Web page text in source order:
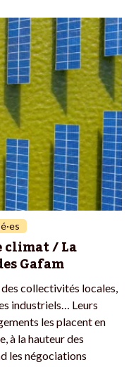
climat / La
Gafam
collectivités locales,
industriels… Leurs
les placent en
à la hauteur des
les négociations